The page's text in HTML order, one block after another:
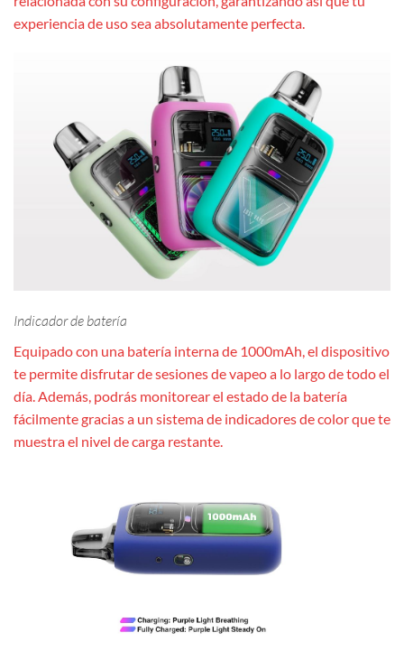
experiencia de uso sea absolutamente perfecta.
Indicador de batería
Equipado con una batería interna de 1000mAh, el dispositivo
te permite disfrutar de sesiones de vapeo a lo largo de todo el
día. Además, podrás monitorear el estado de la batería
fácilmente gracias a un sistema de indicadores de color que te
muestra el nivel de carga restante.